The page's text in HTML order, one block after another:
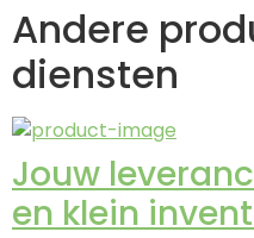
Andere
diensten
Jouw
en klein